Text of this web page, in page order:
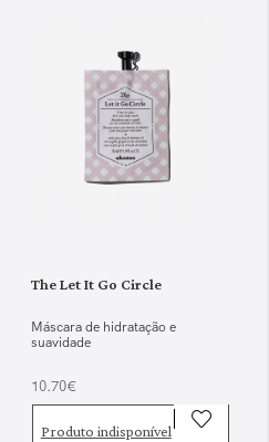
The Let It Go Circle
Máscara de hidratação e
suavidade
10.70€
Produto indisponível